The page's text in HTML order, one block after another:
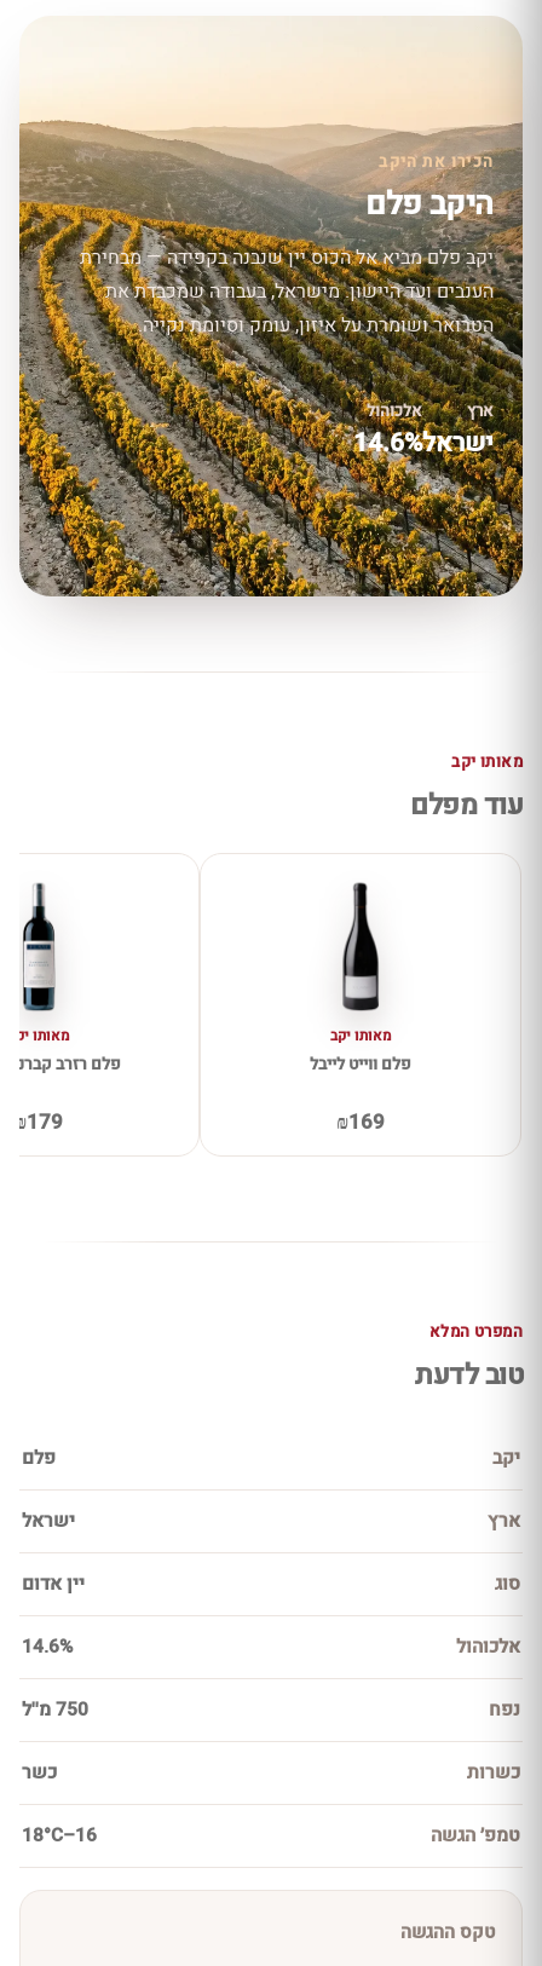
הכירו את היקב
היקב פלם
יקב פלם מביא אל הכוס יין שנבנה בקפידה — מבחירת
הענבים ועד היישון. מישראל, בעבודה שמכבדת את
הטרואר ושומרת על איזון, עומק וסיומת נקייה.
ארץ
ישראל
אלכוהול
14.6%
מאותו יקב
עוד מפלם
מאותו יקב
פלם ווייט לייבל
₪169
מאותו יקב
פלם רזרב קברנה
₪179
המפרט המלא
טוב לדעת
יקב פלם
ארץ ישראל
סוג יין אדום
אלכוהול 14.6%
נפח 750 מ''ל
כשרות כשר
טמפ׳ הגשה 16–18°C
טקס ההגשה